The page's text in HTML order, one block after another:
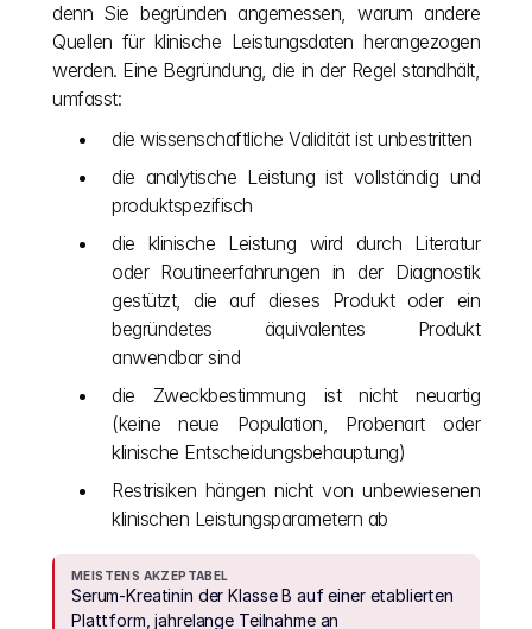
denn Sie begründen angemessen, warum andere
Quellen für klinische Leistungsdaten herangezogen
werden. Eine Begründung, die in der Regel standhält,
umfasst:
die wissenschaftliche Validität ist unbestritten
die analytische Leistung ist vollständig und
produktspezifisch
die klinische Leistung wird durch Literatur
oder Routineerfahrungen in der Diagnostik
gestützt, die auf dieses Produkt oder ein
begründetes äquivalentes Produkt
anwendbar sind
die Zweckbestimmung ist nicht neuartig
(keine neue Population, Probenart oder
klinische Entscheidungsbehauptung)
Restrisiken hängen nicht von unbewiesenen
klinischen Leistungsparametern ab
MEISTENS AKZEPTABEL
Serum-Kreatinin der Klasse B auf einer etablierten
Plattform, jahrelange Teilnahme an